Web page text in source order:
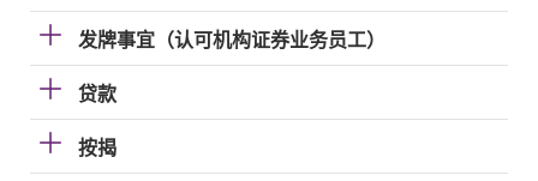
发牌事宜（认可机构证券业务员工）
贷款
按揭